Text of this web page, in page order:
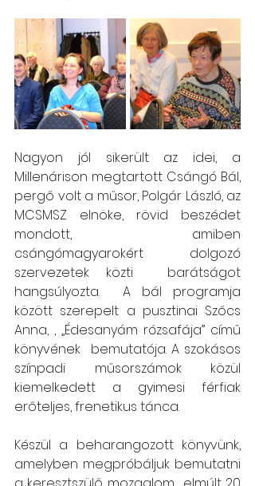
Nagyon jól sikerült az idei, a
Millenárison megtartott Csángó Bál,
pergő volt a műsor, Polgár László, az
MCSMSZ elnöke, rövid beszédet
mondott, amiben
csángómagyarokért dolgozó
szervezetek közti  barátságot
hangsúlyozta.  A bál programja
között szerepelt a pusztinai Szőcs
Anna, , „Édesanyám rózsafája” című
könyvének  bemutatója. A szokásos
színpadi műsorszámok közül
kiemelkedett a gyimesi férfiak
erőteljes, frenetikus tánca.
Készül a beharangozott könyvünk,
amelyben megpróbáljuk bemutatni